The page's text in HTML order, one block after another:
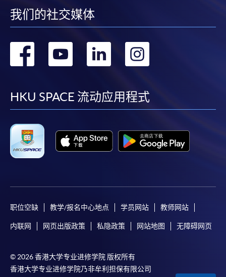
我们的社交媒体
转
facebook
转
youtube
转
linkedin
转
HKU SPACE 流动应用程式
职位空缺 教学/报名中心地点 学员网站 教师网站
内联网 网页出版政策 私隐政策 网站地图 无障碍网页
© 2026 香港大学专业进修学院 版权所有
香港大学专业进修学院乃非牟利担保有限公司